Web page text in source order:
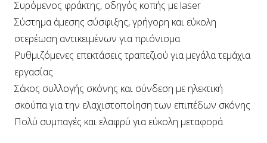
Συρόμενος φράκτης, οδηγός κοπής με laser
Σύστημα άμεσης σύσφιξης, γρήγορη και εύκολη
στερέωση αντικειμένων για πριόνισμα
Ρυθμιζόμενες επεκτάσεις τραπεζιού για μεγάλα τεμάχια
εργασίας
Σάκος συλλογής σκόνης και σύνδεση με ηλεκτική
σκούπα για την ελαχιστοποίηση των επιπέδων σκόνης
Πολύ συμπαγές και ελαφρύ για εύκολη μεταφορά